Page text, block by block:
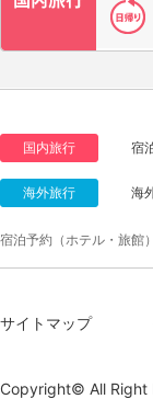
国内旅行 宿
海外旅行 海
宿泊予約（ホテル・旅館
サイトマップ
Copyright© All Right